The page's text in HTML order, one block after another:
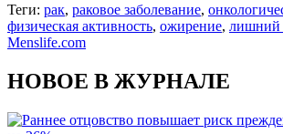
Теги: рак, раковое заболевание,
физическая активность, ожирение, лишний
Menslife.com
НОВОЕ В ЖУРНАЛЕ